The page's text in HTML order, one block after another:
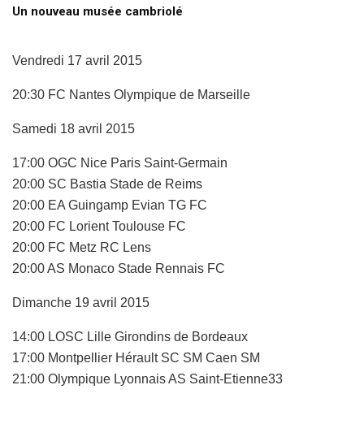
Un nouveau musée cambriolé
Vendredi 17 avril 2015
20:30 FC Nantes Olympique de Marseille
Samedi 18 avril 2015
17:00 OGC Nice Paris Saint-Germain
20:00 SC Bastia Stade de Reims
20:00 EA Guingamp Evian TG FC
20:00 FC Lorient Toulouse FC
20:00 FC Metz RC Lens
20:00 AS Monaco Stade Rennais FC
Dimanche 19 avril 2015
14:00 LOSC Lille Girondins de Bordeaux
17:00 Montpellier Hérault SC SM Caen SM
21:00 Olympique Lyonnais AS Saint-Etienne33